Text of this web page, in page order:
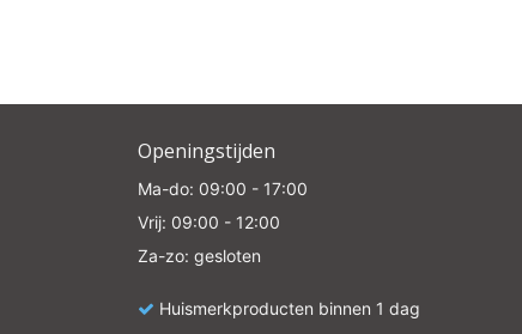
Openingstijden
Ma-do: 09:00 - 17:00
Vrij: 09:00 - 12:00
Za-zo: gesloten
Huismerkproducten binnen 1 dag